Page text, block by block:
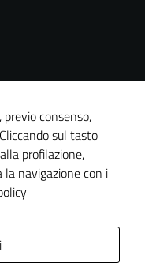
consenso,
sul tasto
profilazione,
navigazione con i